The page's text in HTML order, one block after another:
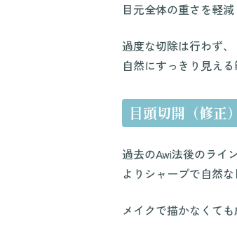
目元全体の重さを軽
過度な切除は行わず、
自然にすっきり見え
目頭切開（修正
過去のAwi法後のライ
よりシャープで自然
メイクで描かなくて